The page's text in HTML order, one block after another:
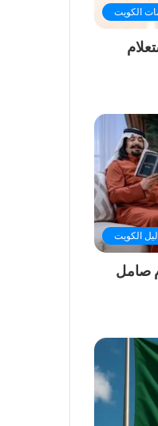
الكويت
الكويت
صامل